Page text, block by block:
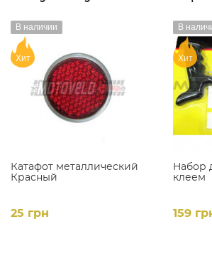
Катафот металлический
Красный
В наличии
Хит
25 грн
Набор
клеем
В
Хит
159